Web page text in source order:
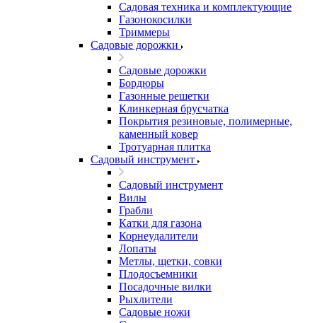
Садовая техника и комплектующие
Газонокосилки
Триммеры
Садовые дорожки
Садовые дорожки
Бордюры
Газонные решетки
Клинкерная брусчатка
Покрытия резиновые, полимерные,
каменный ковер
Тротуарная плитка
Садовый инструмент
Садовый инструмент
Вилы
Грабли
Катки для газона
Корнеудалители
Лопаты
Метлы, щетки, совки
Плодосъемники
Посадочные вилки
Рыхлители
Садовые ножи